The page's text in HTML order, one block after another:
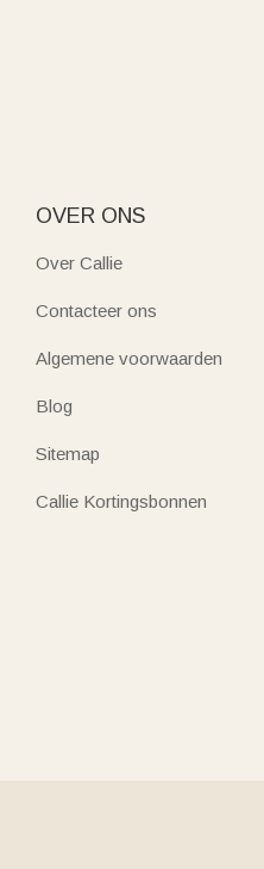
OVER ONS
Over Callie
Contacteer ons
Algemene voorwaarden
Blog
Sitemap
Callie Kortingsbonnen